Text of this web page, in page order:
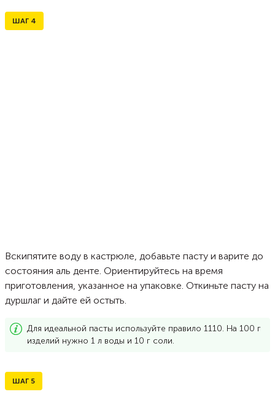
ШАГ 4
Вскипятите воду в кастрюле, добавьте пасту и варите до
состояния аль денте. Ориентируйтесь на время
приготовления, указанное на упаковке. Откиньте пасту на
дуршлаг и дайте ей остыть.
Для идеальной пасты используйте правило 1110. На 100 г
изделий нужно 1 л воды и 10 г соли.
ШАГ 5